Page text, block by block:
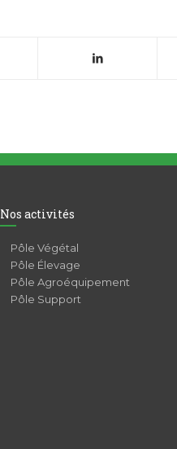
Nos activités
Pôle Végétal
Pôle Élevage
Pôle Agroéquipement
Pôle Support